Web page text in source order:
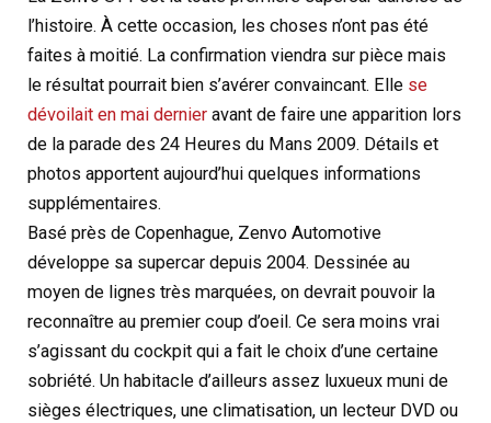
l’histoire. À cette occasion, les choses n’ont pas été
faites à moitié. La confirmation viendra sur pièce mais
le résultat pourrait bien s’avérer convaincant. Elle se
dévoilait en mai dernier avant de faire une apparition lors
de la parade des 24 Heures du Mans 2009. Détails et
photos apportent aujourd’hui quelques informations
supplémentaires.
Basé près de Copenhague, Zenvo Automotive
développe sa supercar depuis 2004. Dessinée au
moyen de lignes très marquées, on devrait pouvoir la
reconnaître au premier coup d’oeil. Ce sera moins vrai
s’agissant du cockpit qui a fait le choix d’une certaine
sobriété. Un habitacle d’ailleurs assez luxueux muni de
sièges électriques, une climatisation, un lecteur DVD ou